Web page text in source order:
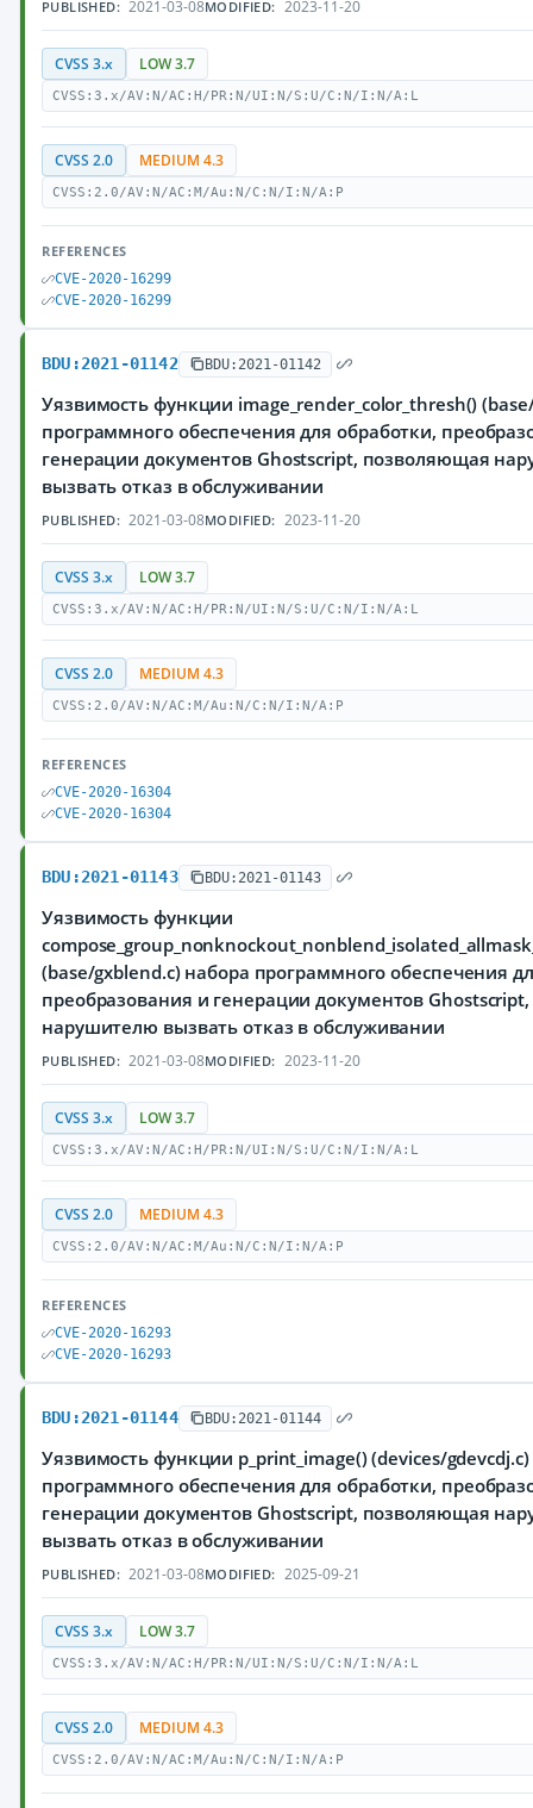
PUBLISHED: 2021-03-08MODIFIED: 2023-11-20
CVSS 3.x LOW 3.7
CVSS:3.x/AV:N/AC:H/PR:N/UI:N/S:U/C:N/I:N/A:L
CVSS 2.0 MEDIUM 4.3
CVSS:2.0/AV:N/AC:M/Au:N/C:N/I:N/A:P
REFERENCES
CVE-2020-16299
CVE-2020-16299
BDU:2021-01142 BDU:2021-01142
Уязвимость функции image_render_color_thresh()
программного обеспечения для обработки,
генерации документов Ghostscript, позволяющая
вызвать отказ в обслуживании
PUBLISHED: 2021-03-08MODIFIED: 2023-11-20
CVSS 3.x LOW 3.7
CVSS:3.x/AV:N/AC:H/PR:N/UI:N/S:U/C:N/I:N/A:L
CVSS 2.0 MEDIUM 4.3
CVSS:2.0/AV:N/AC:M/Au:N/C:N/I:N/A:P
REFERENCES
CVE-2020-16304
CVE-2020-16304
BDU:2021-01143 BDU:2021-01143
Уязвимость функции
(base/gxblend.c) набора программного обеспечения
преобразования и генерации документов
нарушителю вызвать отказ в обслуживании
PUBLISHED: 2021-03-08MODIFIED: 2023-11-20
CVSS 3.x LOW 3.7
CVSS:3.x/AV:N/AC:H/PR:N/UI:N/S:U/C:N/I:N/A:L
CVSS 2.0 MEDIUM 4.3
CVSS:2.0/AV:N/AC:M/Au:N/C:N/I:N/A:P
REFERENCES
CVE-2020-16293
CVE-2020-16293
BDU:2021-01144 BDU:2021-01144
Уязвимость функции p_print_image() (devices/
программного обеспечения для обработки,
генерации документов Ghostscript, позволяющая
вызвать отказ в обслуживании
PUBLISHED: 2021-03-08MODIFIED: 2025-09-21
CVSS 3.x LOW 3.7
CVSS:3.x/AV:N/AC:H/PR:N/UI:N/S:U/C:N/I:N/A:L
CVSS 2.0 MEDIUM 4.3
CVSS:2.0/AV:N/AC:M/Au:N/C:N/I:N/A:P